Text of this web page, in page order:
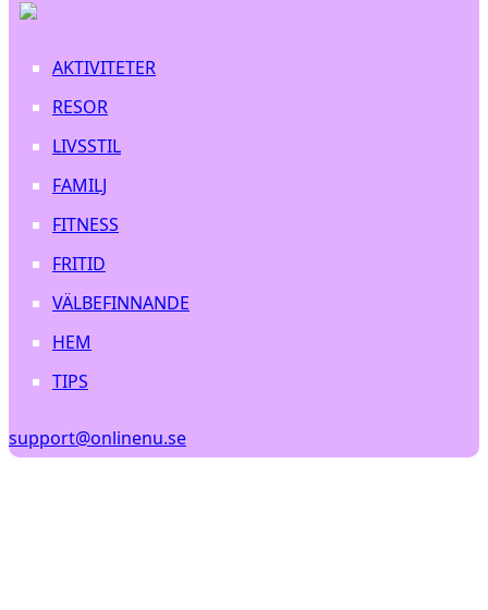
AKTIVITETER
RESOR
LIVSSTIL
FAMILJ
FITNESS
FRITID
VÄLBEFINNANDE
HEM
TIPS
support@onlinenu.se